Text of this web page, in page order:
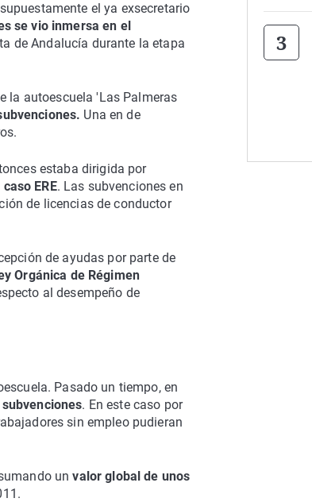
el ya exsecretario
se vio inmersa en el
de Andalucía durante la etapa
la autoescuela 'Las Palmeras
Una en de
estaba dirigida por
caso ERE. Las subvenciones en
de licencias de conductor
de ayudas por parte de
Orgánica de Régimen
al desempeño de
Pasado un tiempo, en
. En este caso por
sin empleo pudieran
unvalor global de unos